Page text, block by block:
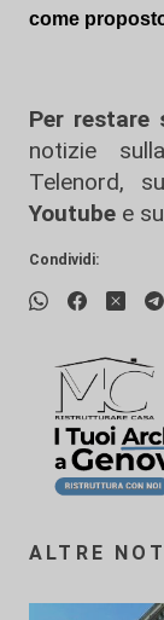
come
Per restare
notizie
Telenord, su
Youtube e su
Condividi:
ALTRE